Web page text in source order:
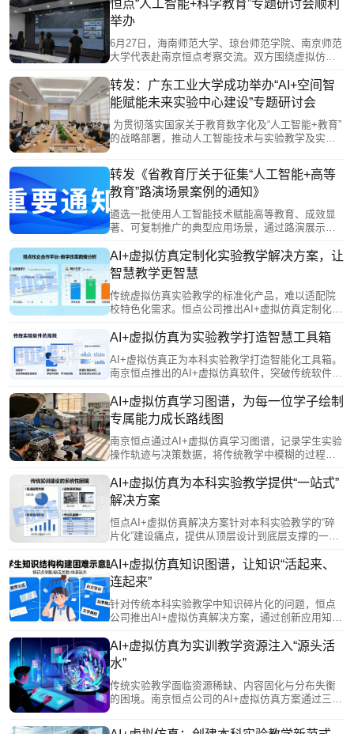
恒点“人工智能+科学教育”专题研讨会顺利
举办
6月27日，海南师范大学、琼台师范学院、南京师范
大学代表赴南京恒点考察交流。双方围绕虚拟仿真
等展开研讨。恒点展示AI空间智能赋能实验中心建
设方案、裸眼3D虚仿系统及课程编辑器实操，并结
合典型案例分享实践成果。此次交流促进了校企协
同，助力高校科学教育数字化转型与未来学习中心
建设。
转发：广东工业大学成功举办“AI+空间智
能赋能未来实验中心建设”专题研讨会
为贯彻落实国家关于教育数字化及“人工智能+教育”
的战略部署，推动人工智能技术与实验教学及实验
了“AI+空间智能赋能未来实验中心建设”专题研讨
会。
转发《省教育厅关于征集“人工智能+高等
教育”路演场景案例的通知》
遴选一批使用人工智能技术赋能高等教育、成效显
著、可复制推广的典型应用场景，通过路演展示、
能赋能我省高等教育改革发展。
AI+虚拟仿真定制化实验教学解决方案，让
智慧教学更智慧
传统虚拟仿真实验教学的标准化产品，难以适配院
校特色化需求。恒点公司推出AI+虚拟仿真定制化服
计，实现从“被动接受”到“主动创造”。该方案对接产
块化架构，支持持续进化与升级，真正实现“一校一
策”，让技术服务于教育本质。
AI+虚拟仿真为实验教学打造智慧工具箱
AI+虚拟仿真正为本科实验教学打造智能化工具箱。
南京恒点推出的AI+虚拟仿真软件，突破传统软件
学生操作细节，进行智能比对与分析，建立个性化
能力档案并生成可视化学习报告，支持学生自我改
进与教师精准教学。其开放架构提供二次开发接口
和编辑器，方便教师自主创建实验模块，对接现有
系统，实现数据贯通。
AI+虚拟仿真学习图谱，为每一位学子绘制
专属能力成长路线图
南京恒点通过AI+虚拟仿真学习图谱，记录学生实验
操作轨迹与决策数据，将传统教学中模糊的过程转
推荐个性化学习路径与拓展方向；同时为教师提供
多维教学报告，支持精准指导与策略调整。该技术
助力学生从被动接收者成长为主动管理者，实现从
“标准化培养”向“个性化成长”的转变。
AI+虚拟仿真为本科实验教学提供“一站式”
解决方案
恒点AI+虚拟仿真解决方案针对本科实验教学的“碎
片化”建设痛点，提供从顶层设计到底层支撑的一站
孤岛，实现教学全流程贯通；资源体系覆盖多学科
并支持院校特色接入，服务贯穿建设全周期。它赋
能教师进行知识图谱规划，为学生提供个性化沉浸
环境，并具备持续进化能力，确保实验教学与学科
前沿同步，系统性地支撑院校教学改革的深化与创
AI+虚拟仿真知识图谱，让知识“活起来、
连起来”
针对传统本科实验教学中知识碎片化的问题，恒点
公司推出AI+虚拟仿真解决方案，通过创新应用知识
案构建了多层级知识网络，既能帮助学生直观感知
知识关联、自主规划学习路径，又能通过数据画像
为教师提供教学洞察，实现因材施教。基于图谱的
过程性评价，还能有效反映学生的知识迁移能力和
思维路径，为综合素质评价提供依据。让知识“活起
AI+虚拟仿真为实训教学资源注入“源头活
水”
传统实验教学面临资源稀缺、内容固化与分布失衡
的困境。南京恒点公司的AI+虚拟仿真方案通过三大
无限复制的虚拟资源，实现人人可及的优质实验环